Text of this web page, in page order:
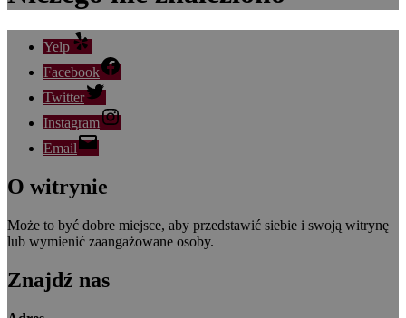
Yelp
Facebook
Twitter
Instagram
Email
O witrynie
Może to być dobre miejsce, aby przedstawić siebie i swoją witrynę
lub wymienić zaangażowane osoby.
Znajdź nas